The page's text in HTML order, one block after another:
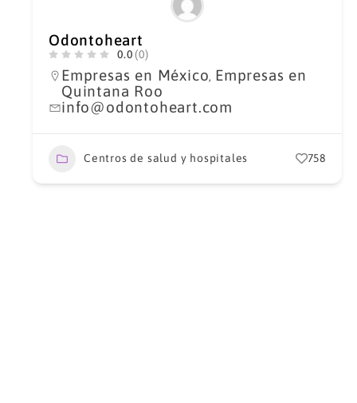
Odontoheart
0.0 (0)
Empresas en México, Empresas en
Quintana Roo
info@odontoheart.com
Centros de salud y hospitales 758